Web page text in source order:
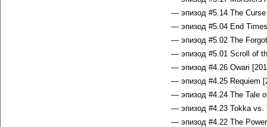
— эпизод #5.14 The
— эпизод #5.04 End
— эпизод #5.02 The
— эпизод #5.01 Scroll of
— эпизод #4.26 Owari
— эпизод #4.25 Requiem
— эпизод #4.24 The Tale
— эпизод #4.23 Tokka vs.
— эпизод #4.22 The